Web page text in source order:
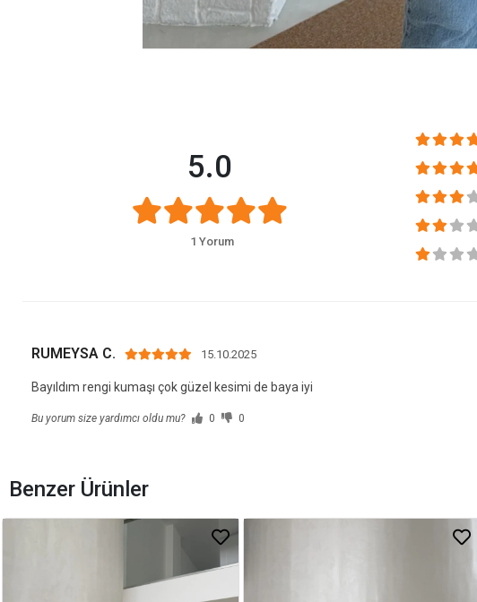
5.0
1 Yorum
RUMEYSA C. 15.10.2025
Bayıldım rengi kumaşı çok güzel kesimi de baya iyi
Bu yorum size yardımcı oldu mu? 0 0
Benzer Ürünler